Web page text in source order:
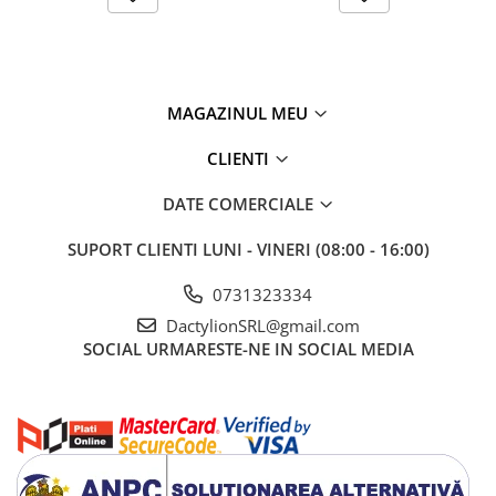
Laveta din microfibra cu dimensiunea de 30 x 30 cm completeaza
perfect setul, oferind o putere ridicata de absorbtie si o curatare
galben si gri permit utilizarea pentru diferite etape ale procesului
MAGAZINUL MEU
CLIENTI
DATE COMERCIALE
SUPORT CLIENTI LUNI - VINERI (08:00 - 16:00)
0731323334
DactylionSRL@gmail.com
SOCIAL URMARESTE-NE IN SOCIAL MEDIA